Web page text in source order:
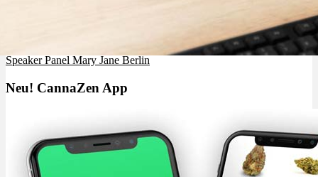
BILD Zeitung: CannaZen Gründer über medizinisches Cannabis –
Speaker Panel Mary Jane Berlin
Neu! CannaZen App